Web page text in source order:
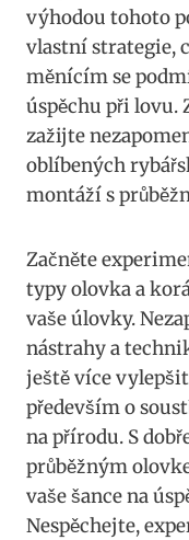
výhodou tohoto
vlastní strategie,
měnícím se
úspěchu při lovu.⁤
zažijte
oblíbených
montáží ⁤s
Začněte
typy olovka a
vaše úlovky.⁢
nástrahy ‌a
⁢ještě⁢ více​
především o
na přírodu.⁢ S​
průběžným
vaše ‌šance na
⁢Nespěchejte,